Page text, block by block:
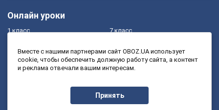
Онлайн уроки
1 класс
3 класс
7 класс
9 класс
Вместе с нашими партнерами сайт OBOZ.UA использует
cookie, чтобы обеспечить должную работу сайта, а контент
и реклама отвечали вашим интересам.
Принять